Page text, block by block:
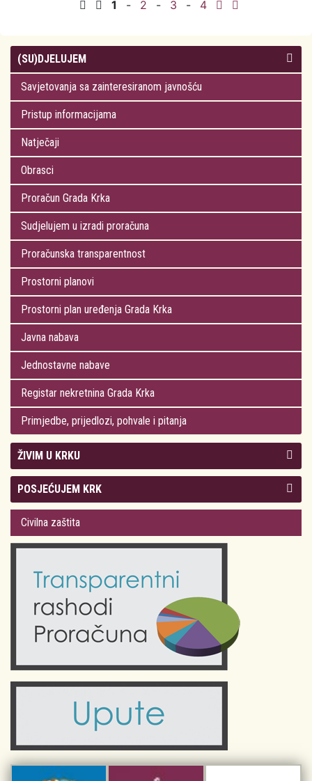
skrbi te Odluke o izmjeni Odluke o isplati
1 - 2 - 3 - 4
(SU)DJELUJEM
Savjetovanja sa zainteresiranom javnošću
Pristup informacijama
Natječaji
Obrasci
Proračun Grada Krka
Sudjelujem u izradi proračuna
Proračunska transparentnost
Prostorni planovi
Prostorni plan uređenja Grada Krka
Javna nabava
Jednostavne nabave
Registar nekretnina Grada Krka
Primjedbe, prijedlozi, pohvale i pitanja
ŽIVIM U KRKU
Kolegij gradonačelnika
Gradsko vijeće
Odluke Grada Krka (Službene novine PGŽ)
Obrazovanje
Komunalne usluge
Civilni sektor (arhiva udruga)
Sport i rekreacija
POSJEĆUJEM KRK
Plan Grada Krka
Krk 360° VR panorama
Krk uživo
Fotogalerije
Kalendar događanja
Turistička zajednica otoka Krka
Kulturno-turistička ruta Putovima Frankopana
Civilna zaštita